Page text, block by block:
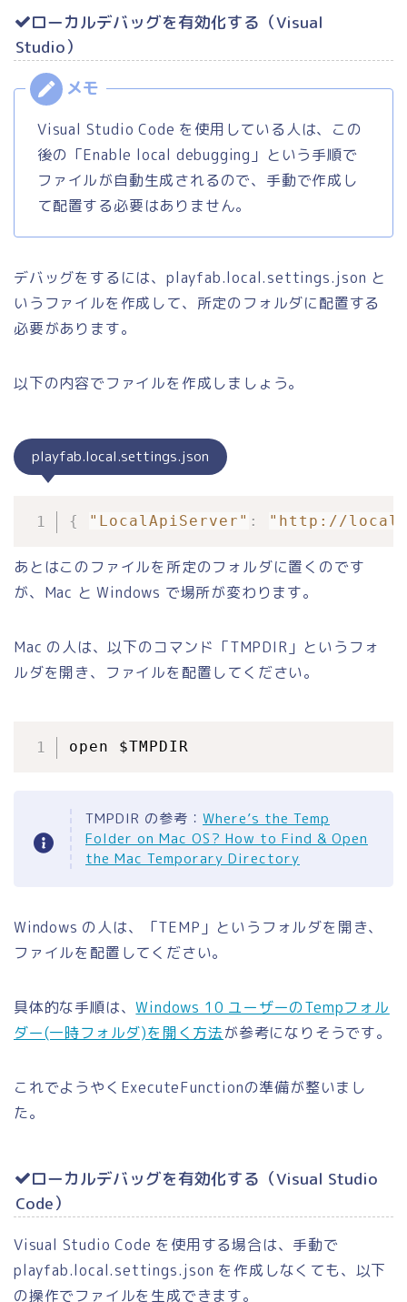
ローカルデバッグを有効化する（Visual
Studio）
Visual Studio Code を使用している人は、この
後の「Enable local debugging」という手順で
ファイルが自動生成されるので、手動で作成し
て配置する必要はありません。
デバッグをするには、playfab.local.settings.json と
いうファイルを作成して、所定のフォルダに配置する
必要があります。
以下の内容でファイルを作成しましょう。
playfab.local.settings.json
{ "LocalApiServer" : "http://
あとはこのファイルを所定のフォルダに置くのです
が、Mac と Windows で場所が変わります。
Mac の人は、以下のコマンド「TMPDIR」というフォ
ルダを開き、ファイルを配置してください。
open $TMPDIR
TMPDIR の参考： Where’s the Temp
Folder on Mac OS? How to Find & Open
the Mac Temporary Directory
Windows の人は、「TEMP」というフォルダを開き、
ファイルを配置してください。
具体的な手順は、Windows 10 ユーザーのTempフォル
ダー(一時フォルダ)を開く方法が参考になりそうです。
これでようやくExecuteFunctionの準備が整いまし
た。
ローカルデバッグを有効化する（Visual Studio
Code）
Visual Studio Code を使用する場合は、手動で
playfab.local.settings.json を作成しなくても、以下
の操作でファイルを生成できます。